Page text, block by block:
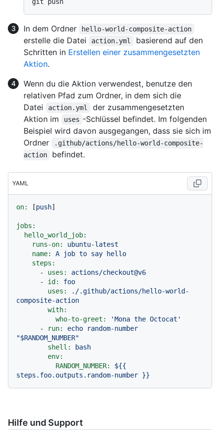
In dem Ordner hello-world-composite-action
erstelle die Datei action.yml
basierend auf den
Schritten in Erstellen einer zusammengesetzten
Aktion.
Wenn du die Aktion verwendest, benutze den
relativen Pfad zum Ordner, in dem sich die
Datei
action.yml
der zusammengesetzten
Aktion im
uses -Schlüssel befindet. Im folgenden
Beispiel wird davon ausgegangen, dass sie sich im
Ordner
.github/actions/hello-world-composite-
action
befindet.
YAML
on: [push]
jobs:
hello_world_job:
runs-on:
ubuntu-latest
name:
A job to say
hello
steps:
-
uses:
actions/checkout@v6
-
id:
foo
uses:
./.github/actions/hello-world-
composite-action
with:
who-to-greet:
'Mona the Octocat'
-
run: echo
random-number
"$RANDOM_NUMBER"
shell:
bash
env:
RANDOM_NUMBER:
${{
steps.foo.outputs.random-number }}
Hilfe und Support